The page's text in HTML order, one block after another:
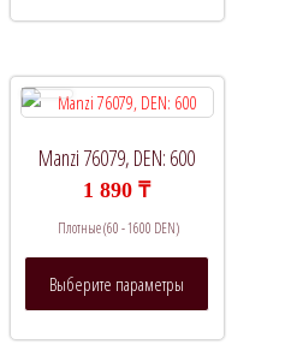
Опции
можно
Manzi 76079, DEN: 600
1 890₸
Плотные (60 - 1600 DEN)
Выберите параметры